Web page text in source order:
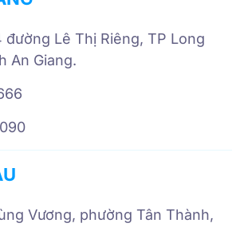
đường Lê Thị Riêng, TP Long
An Giang.
Vương, phường Tân Thành,